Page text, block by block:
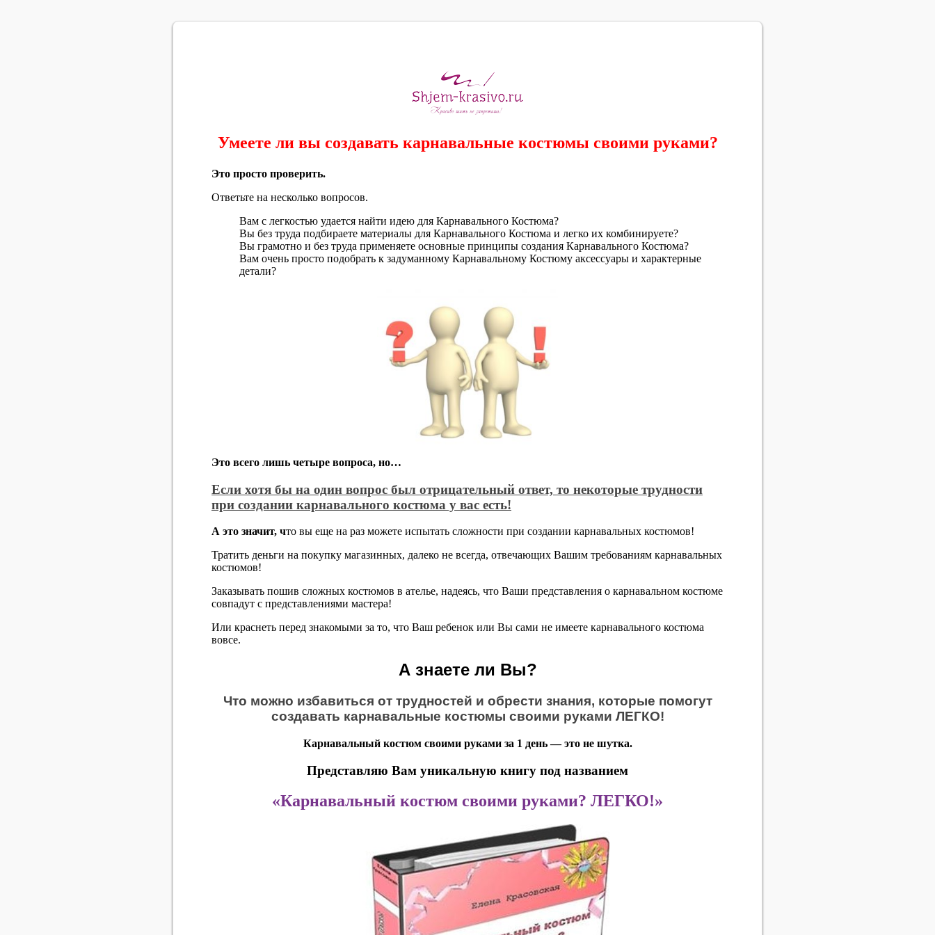
Умеете ли вы создавать карнавальные костюмы своими руками?
Это просто проверить.
Ответьте на несколько вопросов.
Вам с легкостью удается найти идею для Карнавального Костюма?
Вы без труда подбираете материалы для Карнавального Костюма и легко их комбинируете?
Вы грамотно и без труда применяете основные принципы создания Карнавального Костюма?
Вам очень просто подобрать к задуманному Карнавальному Костюму аксессуары и характерные
детали?
Это всего лишь четыре вопроса, но…
Если хотя бы на один вопрос был отрицательный ответ, то некоторые трудности
при создании карнавального костюма у вас есть!
А это значит, что вы еще на раз можете испытать сложности при создании карнавальных костюмов!
Тратить деньги на покупку магазинных, далеко не всегда, отвечающих Вашим требованиям карнавальных
костюмов!
Заказывать пошив сложных костюмов в ателье, надеясь, что Ваши представления о карнавальном костюме
совпадут с представлениями мастера!
Или краснеть перед знакомыми за то, что Ваш ребенок или Вы сами не имеете карнавального костюма
вовсе.
А знаете ли Вы?
Что можно избавиться от трудностей и обрести знания, которые помогут
создавать карнавальные костюмы своими руками ЛЕГКО!
Карнавальный костюм своими руками за 1 день — это не шутка.
Представляю Вам уникальную книгу под названием
«Карнавальный костюм своими руками? ЛЕГКО!»